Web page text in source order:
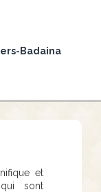
Badaina
et
sont